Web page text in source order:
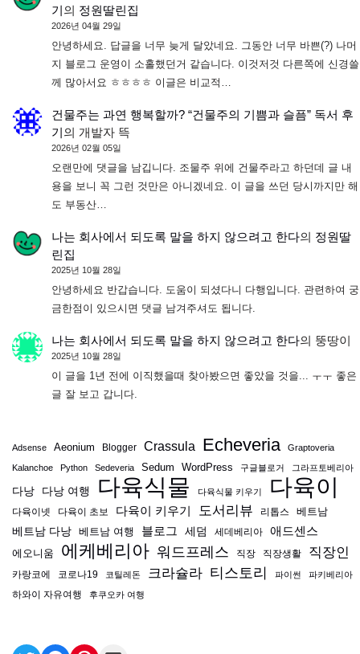
기의 정원딸린집
2026년 04월 29일
안녕하세요. 답글을 너무 늦게 달았네요. 그동안 너무 바쁜(?) 나머
지 블로그 운영이 소홀했던거 같습니다. 이것저것 다른쪽에 신경쓸
께 많아서요 ㅎㅎㅎㅎ 이글은 비교적…
건물주는 과연 행복할까? “건물주의 기쁨과 슬픔” 독서 후
기의 개발자 뜩
2026년 02월 05일
오랜만에 댓글을 남깁니다. 조물주 위에 건물주라고 하던데 글 내
용을 보니 꼭 그런 것만은 아니겠네요. 이 글을 쓰던 당시까지만 해
도 부동산…
나는 회사에서 되도록 말을 하지 않으려고 한다의 정원딸
린집
2025년 10월 28일
안녕하세요 반갑습니다. 도움이 되셨다니 다행입니다. 관련하여 궁
금한점이 있으시면 댓글 남겨주셔도 됩니다.
나는 회사에서 되도록 말을 하지 않으려고 한다의 뚱땅이
2025년 10월 28일
이 글을 1년 전에 이직했을때 찾아봤으면 좋았을 것을... ㅜㅜ 좋은
글 잘 보고 갑니다.
Adsense Aeonium Blogger Crassula Echeveria Graptoveria
Kalanchoe Python Sedeveria Sedum WordPress 구글블로거 그라프토베리아
다낭 다낭 여행 다육식물 다육식물 키우기 다육이
다육이넷 다육이 초보 다육이 키우기 도서리뷰 리톱스
베트남
베트남 다낭 베트남 여행 블로그 세덤 세데베리아 애드센스
에오니움 에케베리아 워드프레스 직장 직장생활 직장인
카랑코에 코로나19 코틸레돈 크라슐라 티스토리 파이썬 파키베리아
하와이 자유여행 후쿠오카 여행